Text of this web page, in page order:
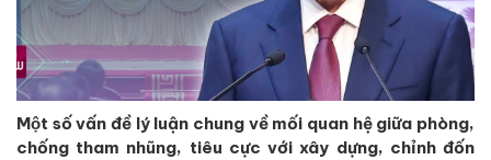
Một số vấn đề lý luận chung về mối quan hệ giữa phòng,
chống tham nhũng, tiêu cực với xây dựng, chỉnh đốn